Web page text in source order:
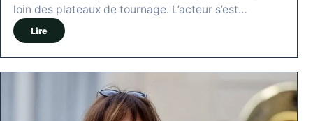
loin des plateaux de tournage. L’acteur s’est…
Lire